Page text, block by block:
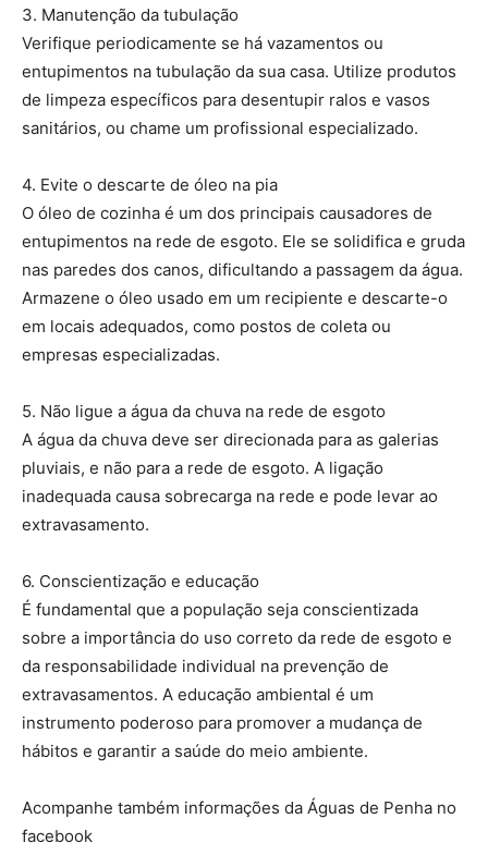
3. Manutenção da tubulação
Verifique periodicamente se há vazamentos ou
entupimentos na tubulação da sua casa. Utilize produtos
de limpeza específicos para desentupir ralos e vasos
sanitários, ou chame um profissional especializado.
4. Evite o descarte de óleo na pia
O óleo de cozinha é um dos principais causadores de
entupimentos na rede de esgoto. Ele se solidifica e gruda
nas paredes dos canos, dificultando a passagem da água.
Armazene o óleo usado em um recipiente e descarte-o
em locais adequados, como postos de coleta ou
empresas especializadas.
5. Não ligue a água da chuva na rede de esgoto
A água da chuva deve ser direcionada para as galerias
pluviais, e não para a rede de esgoto. A ligação
inadequada causa sobrecarga na rede e pode levar ao
extravasamento.
6. Conscientização e educação
É fundamental que a população seja conscientizada
sobre a importância do uso correto da rede de esgoto e
da responsabilidade individual na prevenção de
extravasamentos. A educação ambiental é um
instrumento poderoso para promover a mudança de
hábitos e garantir a saúde do meio ambiente.
Acompanhe também informações da Águas de Penha no
facebook